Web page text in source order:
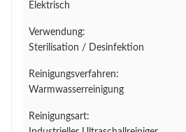
Elektrisch
Verwendung:
Sterilisation / Desinfektion
Reinigungsverfahren:
Warmwasserreinigung
Reinigungsart: